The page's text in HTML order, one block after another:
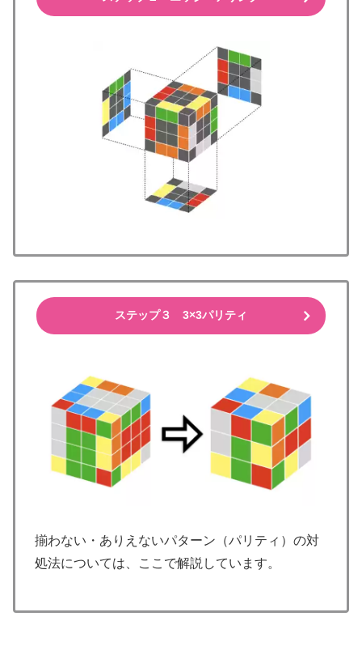
ステップ３ 3×3パリティ
揃わない・ありえないパターン（パリティ）の対
処法については、ここで解説しています。